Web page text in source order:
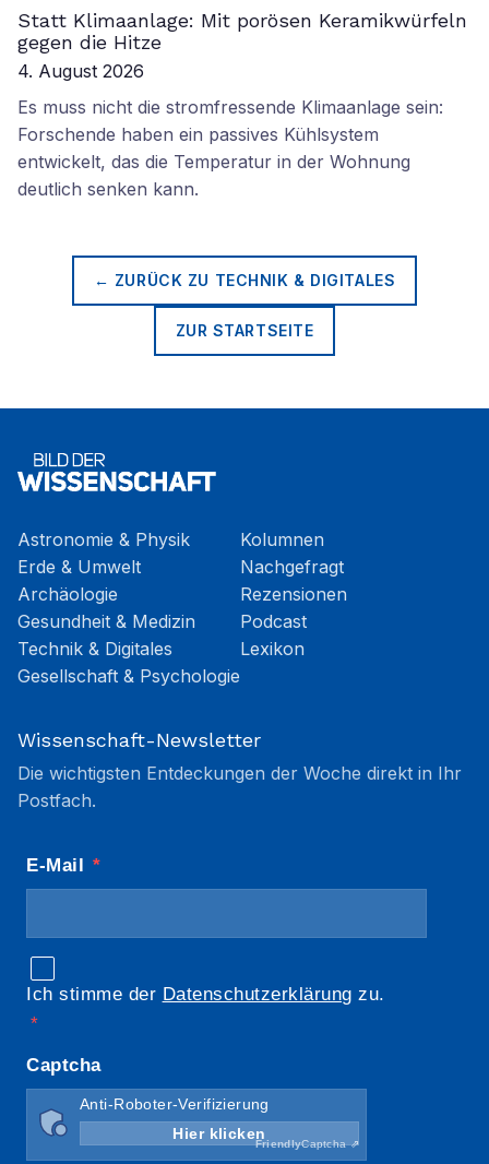
Statt Klimaanlage: Mit porösen Keramikwürfeln
gegen die Hitze
4. August 2026
Es muss nicht die stromfressende Klimaanlage sein:
Forschende haben ein passives Kühlsystem
entwickelt, das die Temperatur in der Wohnung
deutlich senken kann.
← ZURÜCK ZU TECHNIK & DIGITALES
ZUR STARTSEITE
Astronomie & Physik
Erde & Umwelt
Archäologie
Gesundheit & Medizin
Technik & Digitales
Gesellschaft & Psychologie
Kolumnen
Nachgefragt
Rezensionen
Podcast
Lexikon
Wissenschaft-Newsletter
Die wichtigsten Entdeckungen der Woche direkt in Ihr
Postfach.